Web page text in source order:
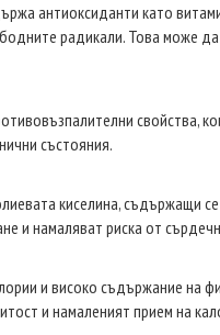
антиоксиданти като
радикали. Това може
свойства,
състояния.
киселина, съдържащи
и намаляват риска от
и високо съдържание на
и намаленият прием на